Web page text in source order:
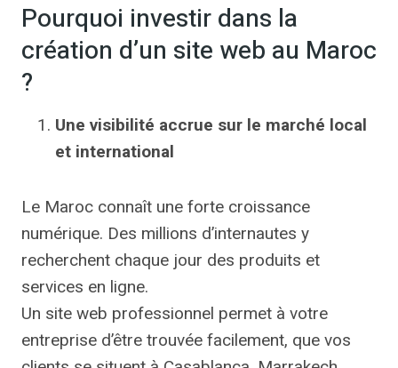
Pourquoi investir dans la
création d’un site web au Maroc
?
Une visibilité accrue sur le marché local
et international
Le Maroc connaît une forte croissance
numérique. Des millions d’internautes y
recherchent chaque jour des produits et
services en ligne.
Un site web professionnel permet à votre
entreprise d’être trouvée facilement, que vos